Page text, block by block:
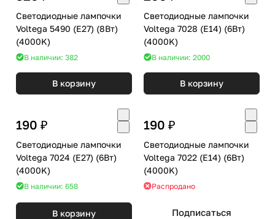
Светодиодные лампочки
Voltega 5490 (E27) (8Вт)
(4000K)
В наличии: 382
В корзину
Светодиодные лампочки
Voltega 7028 (E14) (6Вт)
(4000K)
В наличии: 2000
В корзину
190 ₽
Светодиодные лампочки
Voltega 7024 (E27) (6Вт)
(4000K)
В наличии: 658
В корзину
190 ₽
Светодиодные лампочки
Voltega 7022 (E14) (6Вт)
(4000K)
Распродано
Подписаться